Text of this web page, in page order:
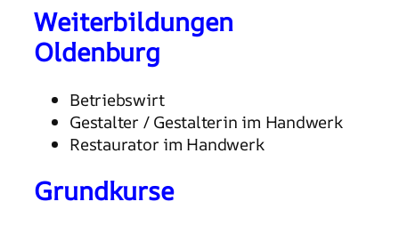
Weiterbildungen
Oldenburg
Betriebswirt
Gestalter / Gestalterin im Handwerk
Restaurator im Handwerk
Grundkurse